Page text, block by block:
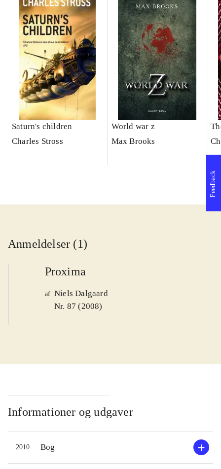
Saturn's children
Charles Stross
World war z
Max Brooks
Anmeldelser (1)
Proxima
af Niels Dalgaard
Nr. 87 (2008)
Informationer og udgaver
2010 Bog
Feedback